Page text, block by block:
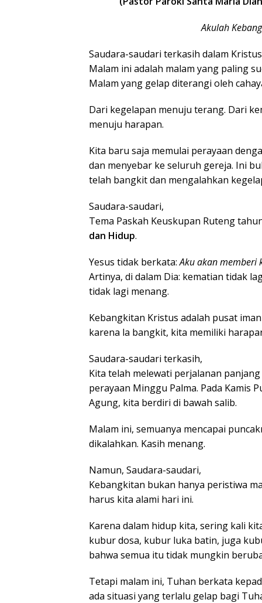
Akulah
Saudara-saudari terkasih dalam
Malam ini adalah malam yang paling
Malam yang gelap diterangi oleh
Dari kegelapan menuju terang. Dari
menuju harapan.
Kita baru saja memulai perayaan
dan menyebar ke seluruh gereja. Ini
telah bangkit dan mengalahkan
Saudara-saudari,
Tema Paskah Keuskupan Ruteng
dan Hidup.
Yesus tidak berkata:Aku akan memberi
Artinya, di dalam Dia: kematian tidak
tidak lagi menang.
Kebangkitan Kristus adalah pusat
karena la bangkit, kita memiliki
Saudara-saudari terkasih,
Kita telah melewati perjalanan
perayaan Minggu Palma. Pada Kamis
Agung, kita berdiri di bawah salib.
Malam ini, semuanya mencapai
dikalahkan. Kasih menang.
Namun, Saudara-saudari,
Kebangkitan bukan hanya peristiwa
harus kita alami hari ini.
Karena dalam hidup kita, sering kali
kubur dosa, kubur luka batin, juga
bahwa semua itu tidak mungkin
Tetapi malam ini, Tuhan berkata
ada situasi yang terlalu gelap bagi